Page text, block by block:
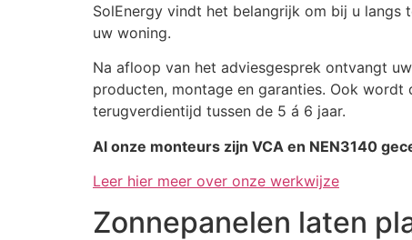
SolEnergy vindt het belangrijk om bij u langs
uw woning.
Na afloop van het adviesgesprek ontvangt
producten, montage en garanties. Ook
terugverdientijd tussen de 5 á 6 jaar.
Al onze monteurs zijn VCA en NEN3140
Leer hier meer over onze werkwijze
Zonnepanelen laten